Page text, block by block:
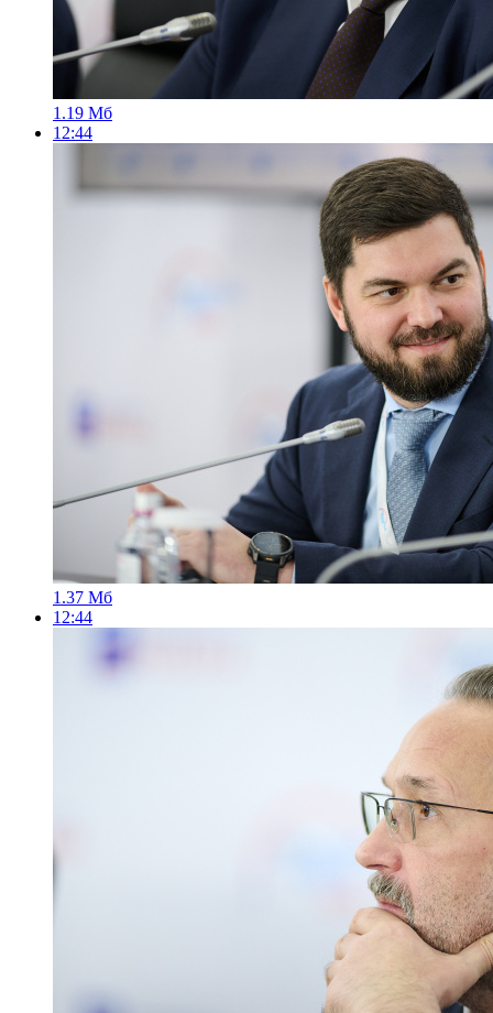
1.19 Мб
12:44
1.37 Мб
12:44